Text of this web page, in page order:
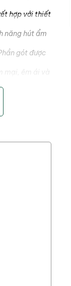
hợp với thiết
năng hút ẩm
gót được
mại, êm ái và